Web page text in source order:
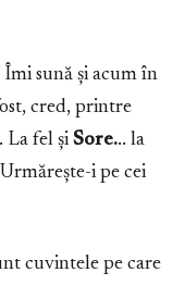
Îmi sună și acum în
cred, printre
La fel și Sore... la
i pe cei
cuvintele pe care